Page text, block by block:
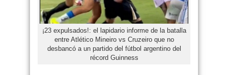
¡23 expulsados!: el lapidario informe de la batalla
entre Atlético Mineiro vs Cruzeiro que no
desbancó a un partido del fútbol argentino del
récord Guinness